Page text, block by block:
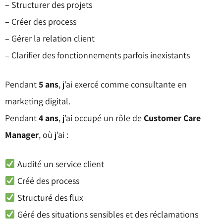
– Structurer des projets
– Créer des process
– Gérer la relation client
– Clarifier des fonctionnements parfois inexistants
Pendant5 ans, j’ai exercé comme consultante en
marketing digital.
Pendant4 ans, j’ai occupé un rôle deCustomer Care
Manager, où j’ai :
Audité un service client
Créé des process
Structuré des flux
Géré des situations sensibles et des réclamations